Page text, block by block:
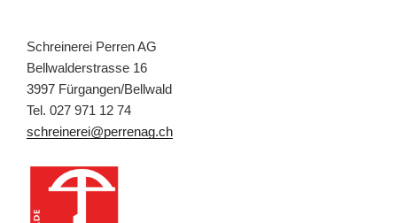
Schreinerei Perren AG
Bellwalderstrasse 16
3997 Fürgangen/Bellwald
Tel. 027 971 12 74
schreinerei@perrenag.ch